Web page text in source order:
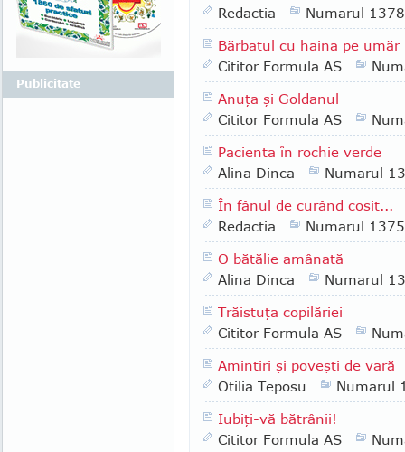
Redactia
Numarul 1378
Bărbatul cu haina pe umăr
Cititor Formula AS
Anuţa şi Goldanul
Cititor Formula AS
Pacienta în rochie verde
Alina Dinca
Numarul
În fânul de curând cosit...
Redactia
Numarul 1375
O bătălie amânată
Alina Dinca
Numarul
Trăistuţa copilăriei
Cititor Formula AS
Amintiri şi poveşti de vară
Otilia Teposu
Numarul
Iubiţi-vă bătrânii!
Cititor Formula AS
Publicitate